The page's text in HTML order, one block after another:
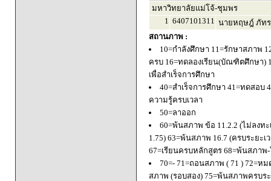
มหาวิทยาลัยแม่โจ้-ชุมพร
1 6407101311 นายหฤษฎ์ ภัท
สถานภาพ :
10=กำลังศึกษา 11=รักษาสภาพ
ครบ 16=ทดลองเรียน(บัณฑิตศึกษา)
เพื่อสำเร็จการศึกษา
40=สำเร็จการศึกษา 41=ทดสอบ
ความรู้ครบเวลา
50=ลาออก
60=พ้นสภาพ ข้อ 11.2.2 (ไม่ลงท
1.75) 63=พ้นสภาพ 16.7 (ครบระยะ
67=เรียนครบหลักสูตร 68=พ้นสภา
70=- 71=ถอนสภาพ ( 71 ) 72=
สภาพ (รอบสอง) 75=พ้นสภาพครบ